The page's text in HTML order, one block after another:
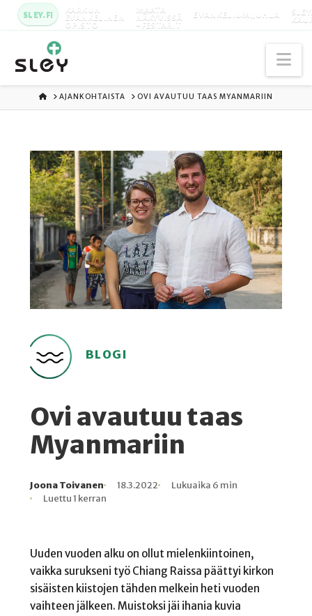
SLEY.FI KARKUN
EVANKELINEN
OPISTO
MAATA
NÄKYVISSÄ
-FESTARIT
EVANKELIUMIJUHLA
ETUSIVU
AJANKOHTAISTA OVI AVAUTUU TAAS MYANMARIIN
BLOGI
Ovi avautuu taas
Myanmariin
Kirjoittaja
Joona Toivanen
Julkaistu
18.3.2022
Lukuaika
Lukuaika 6 min
Lukukertoja
Luettu 1 kerran
Uuden vuoden alku on ollut mielenkiintoinen,
vaikka surukseni työ Chiang Raissa päättyi kirkon
sisäisten kiistojen tähden melkein heti vuoden
vaihteen jälkeen. Muistoksi jäi ihania kuvia